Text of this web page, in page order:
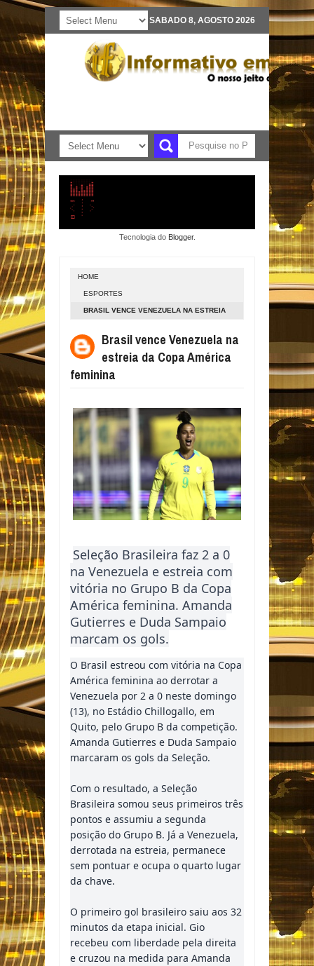
SABADO 8, AGOSTO 2026
Tecnologia do Blogger.
HOME
ESPORTES
BRASIL VENCE VENEZUELA NA ESTREIA
Brasil vence Venezuela na
estreia da Copa América
feminina
Seleção Brasileira faz 2 a 0
na Venezuela e estreia com
vitória no Grupo B da Copa
América feminina. Amanda
Gutierres e Duda Sampaio
marcam os gols.
O Brasil estreou com vitória na Copa
América feminina ao derrotar a
Venezuela por 2 a 0 neste domingo
(13), no Estádio Chillogallo, em
Quito, pelo Grupo B da competição.
Amanda Gutierres e Duda Sampaio
marcaram os gols da Seleção.
Com o resultado, a Seleção
Brasileira somou seus primeiros três
pontos e assumiu a segunda
posição do Grupo B. Já a Venezuela,
derrotada na estreia, permanece
sem pontuar e ocupa o quarto lugar
da chave.
O primeiro gol brasileiro saiu aos 32
minutos da etapa inicial. Gio
recebeu com liberdade pela direita
e cruzou na medida para Amanda